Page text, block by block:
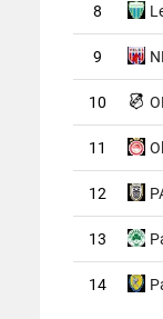
8
9
10
11
12
13
14